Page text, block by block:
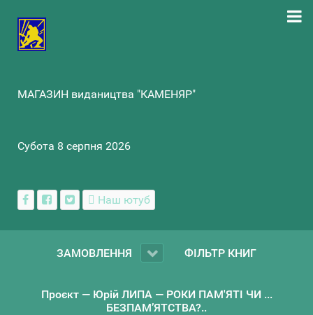
МАГАЗИН видаництва "КАМЕНЯР"
Субота 8 серпня 2026
Наш ютуб
ЗАМОВЛЕННЯ ФІЛЬТР КНИГ
Проєкт — Юрій ЛИПА — РОКИ ПАМ'ЯТІ ЧИ ...
БЕЗПАМ’ЯТСТВА?..